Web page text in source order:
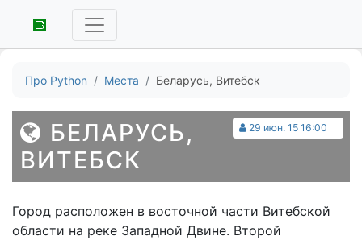
Про Python Места Беларусь, Витебск
29 июн. 15 16:00
БЕЛАРУСЬ,
ВИТЕБСК
Город расположен в восточной части Витебской
области на реке Западной Двине. Второй